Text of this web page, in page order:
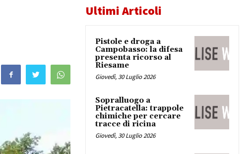
Ultimi Articoli
Pistole e droga a
Campobasso: la difesa
presenta ricorso al
Riesame
Giovedì, 30 Luglio 2026
Sopralluogo a
Pietracatella: trappole
chimiche per cercare
tracce di ricina
Giovedì, 30 Luglio 2026